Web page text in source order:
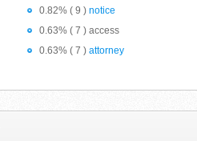
0.82% ( 9 ) notice
0.63% ( 7 ) access
0.63% ( 7 ) attorney